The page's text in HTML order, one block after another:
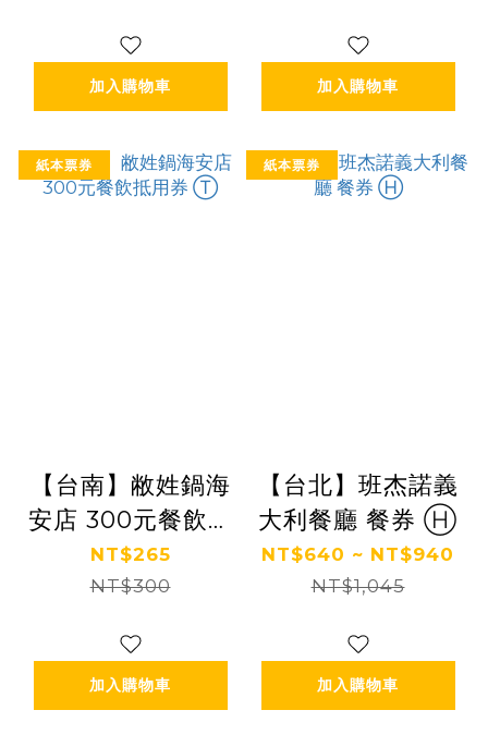
加入購物車 加入購物車
紙本票券
【台南】敝姓鍋海
安店 300元餐飲抵
用券 Ⓣ
NT$265
NT$300
加入購物車
紙本票券
【台北】班杰諾義
大利餐廳 餐券 Ⓗ
NT$640 ~ NT$940
NT$1,045
加入購物車